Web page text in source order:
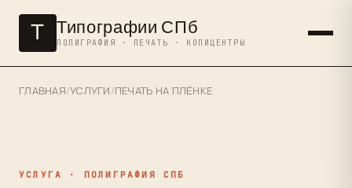
Т Типографии СПб
ПОЛИГРАФИЯ · ПЕЧАТЬ · КОПИЦЕНТРЫ
ГЛАВНАЯ/УСЛУГИ/ПЕЧАТЬ НА ПЛЁНКЕ
УСЛУГА · ПОЛИГРАФИЯ СПБ